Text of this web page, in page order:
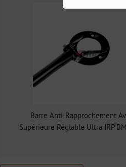
Barre Anti-Rapprochement
Supérieure Réglable Ultra IRP